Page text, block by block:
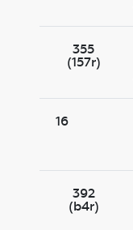
355
(157r)
16
392
(b4r)